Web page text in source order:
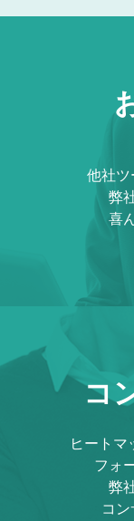
他社ツ
弊
喜
コ
ヒートマ
フォ
弊
コン